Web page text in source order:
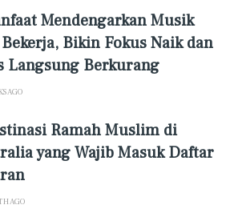
Mendengarkan Musik
Bekerja, Bikin Fokus Naik dan
Langsung Berkurang
AGO
Ramah Muslim di
yang Wajib Masuk Daftar
AGO